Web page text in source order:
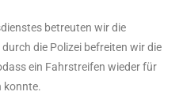
betreuten wir die
die Polizei befreiten wir die
ein Fahrstreifen wieder für
konnte.